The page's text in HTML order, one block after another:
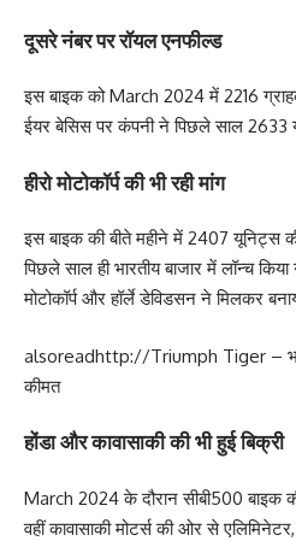
दूसरे नंबर पर रॉयल एनफील्‍ड
इस बाइक को March 2024 में 2216
ईयर बेसिस पर कंपनी ने पिछले साल 2633
हीरो मोटोकॉर्प की भी रही मांग
इस बाइक की बीते महीने में 2407 यूनिट्स
पिछले साल ही भारतीय बाजार में लॉन्‍च
मोटोकॉर्प और हॉर्ले डेविडसन ने मिलकर
alsoreadhttp://Triumph Tiger –
कीमत
होंडा और कावासाकी की भी हुई बिक्री
March 2024 के दौरान सीबी500 बाइक
वहीं कावासाकी मोटर्स की ओर से